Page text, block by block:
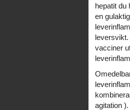
hepatit du
en
vacciner
agitation ).